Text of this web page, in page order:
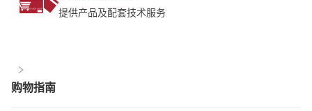
提供产品及配套技术服务
购物指南